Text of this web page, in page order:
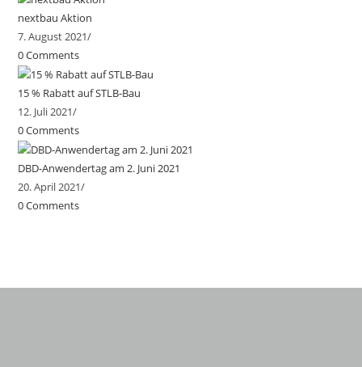
nextbau Aktion
7. August 2021/
0 Comments
15 % Rabatt auf STLB-Bau
12. Juli 2021/
0 Comments
DBD-Anwendertag am 2. Juni 2021
20. April 2021/
0 Comments